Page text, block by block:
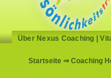
Über Nexus Coaching |
Startseite ⇒ Coaching